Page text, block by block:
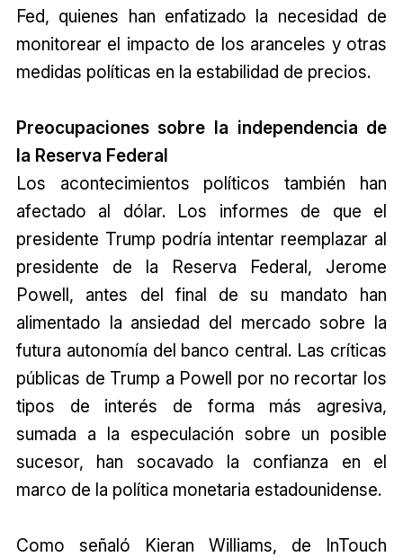
Fed, quienes han enfatizado la necesidad de
monitorear el impacto de los aranceles y otras
medidas políticas en la estabilidad de precios.
Preocupaciones sobre la independencia de
la Reserva Federal
Los acontecimientos políticos también han
afectado al dólar. Los informes de que el
presidente Trump podría intentar reemplazar al
presidente de la Reserva Federal, Jerome
Powell, antes del final de su mandato han
alimentado la ansiedad del mercado sobre la
futura autonomía del banco central. Las críticas
públicas de Trump a Powell por no recortar los
tipos de interés de forma más agresiva,
sumada a la especulación sobre un posible
sucesor, han socavado la confianza en el
marco de la política monetaria estadounidense.
Como señaló Kieran Williams, de InTouch